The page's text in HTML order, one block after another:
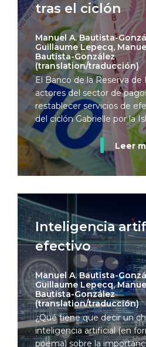
tras el ciclón
Manuel A. Bautista-
Guillaume Lepecq,
Bautista-González
(translation/traducción)
El Banco de la Reserva de
actores del sector de
restablecer servicios de
del ciclón Gabrielle por la
Leer
Inteligencia
efectivo
Manuel A. Bautista-
Guillaume Lepecq,
Bautista-González
(translation/traducción)
¿Qué tiene que decir un
inteligencia artificial (en
poema) sobre la